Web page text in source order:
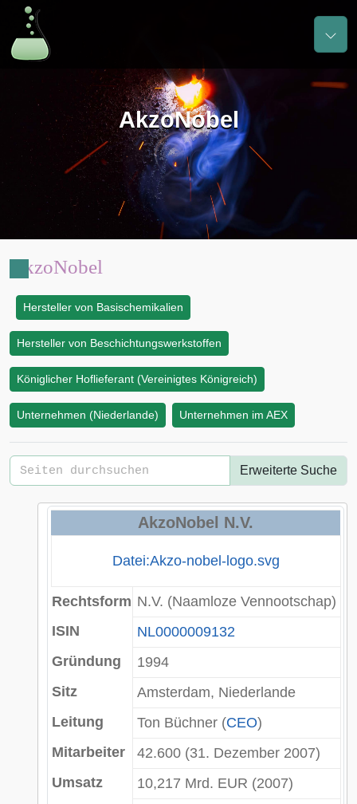
AkzoNobel
AkzoNobel
Hersteller von Basischemikalien
Hersteller von Beschichtungswerkstoffen
Königlicher Hoflieferant (Vereinigtes Königreich)
Unternehmen (Niederlande) Unternehmen im AEX
Erweiterte Suche
AkzoNobel N.V.
Datei:Akzo-nobel-logo.svg
Rechtsform N.V. (Naamloze Vennootschap)
ISIN
NL0000009132
Gründung
1994
Sitz
Amsterdam, Niederlande
Leitung
Ton Büchner (CEO)
Mitarbeiter
42.600 (31. Dezember 2007)
Umsatz
10,217 Mrd. EUR (2007)